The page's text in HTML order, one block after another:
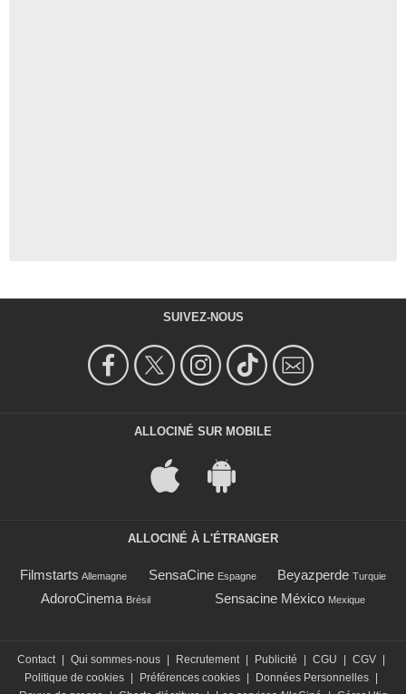
SUIVEZ-NOUS
ALLOCINÉ SUR MOBILE
ALLOCINÉ À L'ÉTRANGER
Filmstarts Allemagne SensaCine Espagne Beyazperde Turquie
AdoroCinema Brésil Sensacine México Mexique
Contact Qui sommes-nous Recrutement Publicité CGU CGV
Politique de cookies
Préférences cookies Données Personnelles